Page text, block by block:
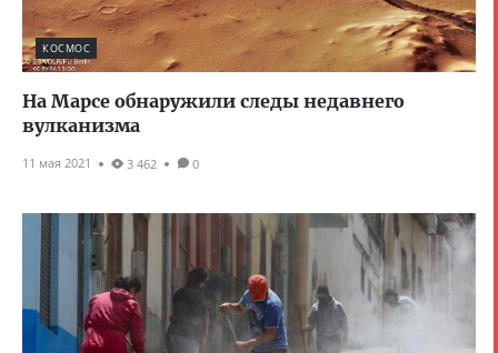
КОСМОС
На Марсе обнаружили следы недавнего
вулканизма
11 мая 2021 3 462 0